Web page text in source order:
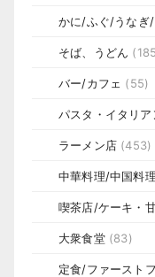
かに/ふぐ/うなぎ
そば、うどん
バー/カフェ (55)
パスタ・イタリ
ラーメン店 (453)
中華料理/中国料理
喫茶店/ケーキ・
大衆食堂(83)
定食/ファースト